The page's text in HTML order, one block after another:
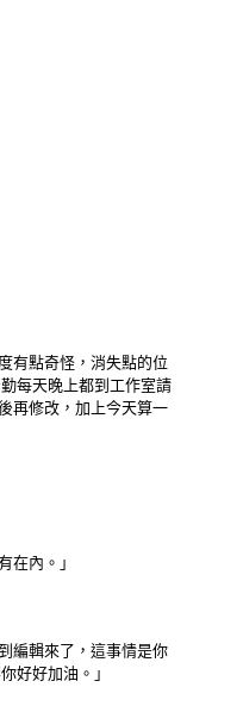
有點奇怪，消失點的位
每天晚上都到工作室請
再修改，加上今天算一
在內。」
編輯來了，這事情是你
好好加油。」